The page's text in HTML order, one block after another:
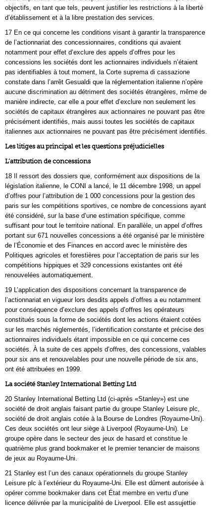
objectifs, en tant que tels, peuvent justifier les restrictions à la liberté
d’établissement et à la libre prestation des services.
17 En ce qui concerne les conditions visant à garantir la transparence
de l’actionnariat des concessionnaires, conditions qui avaient
notamment pour effet d’exclure des appels d’offres pour les
concessions les sociétés dont les actionnaires individuels n’étaient
pas identifiables à tout moment, la Corte suprema di cassazione
constate dans l’arrêt Gesualdi que la réglementation italienne n’opère
aucune discrimination au détriment des sociétés étrangères, même de
manière indirecte, car elle a pour effet d’exclure non seulement les
sociétés de capitaux étrangères aux actionnaires ne pouvant pas être
précisément identifiés, mais aussi toutes les sociétés de capitaux
italiennes aux actionnaires ne pouvant pas être précisément identifiés.
Les litiges au principal et les questions préjudicielles
L’attribution de concessions
18 Il ressort des dossiers que, conformément aux dispositions de la
législation italienne, le CONI a lancé, le 11 décembre 1998, un appel
d’offres pour l’attribution de 1 000 concessions pour la gestion des
paris sur les compétitions sportives, ce nombre de concessions ayant
été considéré, sur la base d’une estimation spécifique, comme
suffisant pour tout le territoire national. En parallèle, un appel d’offres
portant sur 671 nouvelles concessions a été organisé par le ministère
de l’Économie et des Finances en accord avec le ministère des
Politiques agricoles et forestières pour l’acceptation de paris sur les
compétitions hippiques et 329 concessions existantes ont été
renouvelées automatiquement.
19 L’application des dispositions concernant la transparence de
l’actionnariat en vigueur lors desdits appels d’offres a eu notamment
pour conséquence d’exclure des appels d’offres les opérateurs
constitués sous la forme de sociétés dont les actions étaient cotées
sur les marchés réglementés, l’identification constante et précise des
actionnaires individuels étant impossible en ce qui concerne ces
sociétés. À la suite de ces appels d’offres, des concessions, valables
pour six ans et renouvelables pour une nouvelle période de six ans,
ont été attribuées en 1999.
La société Stanley International Betting Ltd
20 Stanley International Betting Ltd (ci‑après «Stanley») est une
société de droit anglais faisant partie du groupe Stanley Leisure plc,
société de droit anglais cotée à la Bourse de Londres (Royaume‑Uni).
Ces deux sociétés ont leur siège à Liverpool (Royaume‑Uni). Le
groupe opère dans le secteur des jeux de hasard et constitue le
quatrième plus grand bookmaker et le premier tenancier de maisons
de jeux au Royaume‑Uni.
21 Stanley est l’un des canaux opérationnels du groupe Stanley
Leisure plc à l’extérieur du Royaume‑Uni. Elle est dûment autorisée à
opérer comme bookmaker dans cet État membre en vertu d’une
licence délivrée par la municipalité de Liverpool. Elle est assujettie